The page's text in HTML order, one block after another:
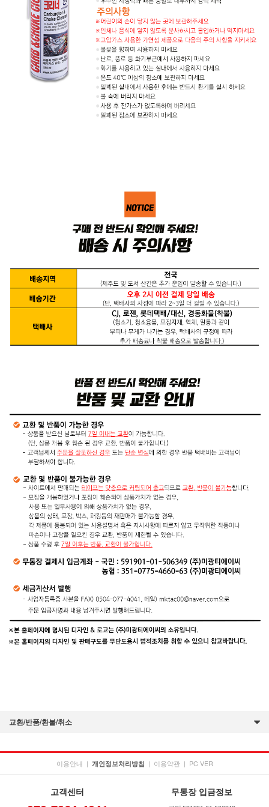
교환/반품/환불/취소
이용안내 | 개인정보처리방침 | 이용약관 | PC VER
고객센터 무통장 입금정보